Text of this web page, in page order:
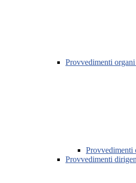
Provvedimenti
Provvedimenti
Provvedimenti